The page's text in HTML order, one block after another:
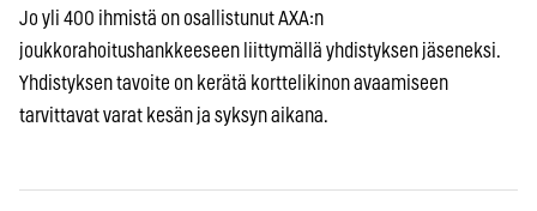
Jo yli 400 ihmistä on osallistunut AXA:n
joukkorahoitushankkeeseen liittymällä yhdistyksen jäseneksi.
Yhdistyksen tavoite on kerätä korttelikinon avaamiseen
tarvittavat varat kesän ja syksyn aikana.